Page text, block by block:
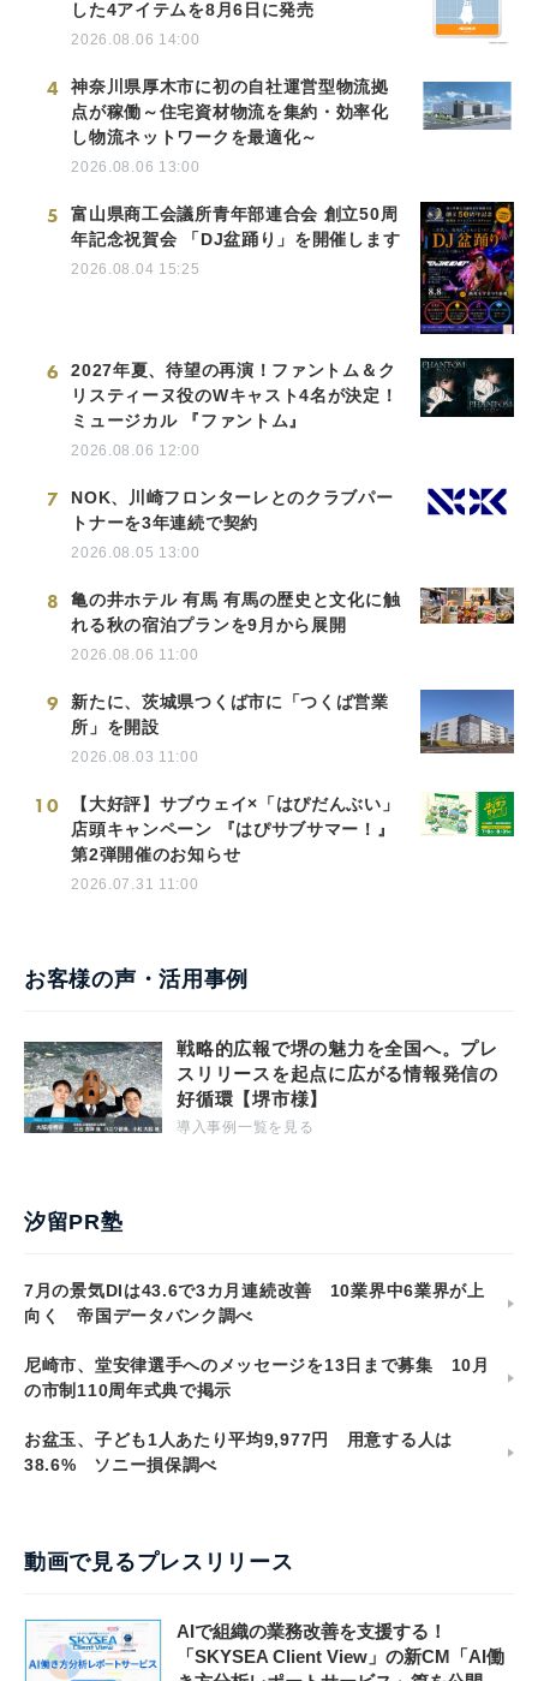
した4アイテムを8月6日に発売
2026.08.06 14:00
4
神奈川県厚木市に初の自社運営型物流拠
点が稼働～住宅資材物流を集約・効率化
し物流ネットワークを最適化～
2026.08.06 13:00
5
富山県商工会議所青年部連合会 創立50周
年記念祝賀会 「DJ盆踊り」を開催します
2026.08.04 15:25
6
2027年夏、待望の再演！ファントム＆ク
リスティーヌ役のWキャスト4名が決定！
ミュージカル 『ファントム』
2026.08.06 12:00
7
NOK、川崎フロンターレとのクラブパー
トナーを3年連続で契約
2026.08.05 13:00
8
亀の井ホテル 有馬 有馬の歴史と文化に触
れる秋の宿泊プランを9月から展開
2026.08.06 11:00
9
新たに、茨城県つくば市に「つくば営業
所」を開設
2026.08.03 11:00
10
【大好評】サブウェイ×「はぴだんぶい」
店頭キャンペーン 『はぴサブサマー！』
第2弾開催のお知らせ
2026.07.31 11:00
お客様の声・活用事例
戦略的広報で堺の魅力を全国へ。プレ
スリリースを起点に広がる情報発信の
好循環【堺市様】
導入事例一覧を見る
汐留PR塾
7月の景気DIは43.6で3カ月連続改善 10業界中6業界が上
向く 帝国データバンク調べ
尼崎市、堂安律選手へのメッセージを13日まで募集 10月
の市制110周年式典で掲示
お盆玉、子ども1人あたり平均9,977円 用意する人は
38.6% ソニー損保調べ
動画で見るプレスリリース
AIで組織の業務改善を支援する！
「SKYSEA Client View」の新CM「AI働